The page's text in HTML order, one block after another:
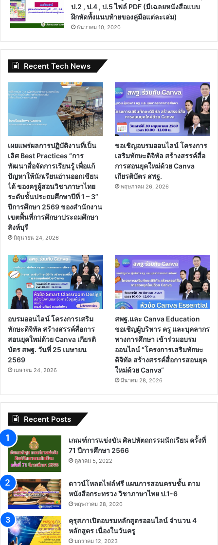
ป.2 , ป.4 , ป.5 ไฟล์ PDF (มีเฉลยหนังสือแบบ
ฝึกหัดทั้งแนบท้ายของคู่มือแต่ละเล่ม)
ธันวาคม 10, 2020
Recent Tech News
เผยแพร่ผลการปฏิบัติงานที่เป็น
เลิศ Best Practices “การ
พัฒนาสื่อจัดการเรียนรู้ เพื่อแก้
ปัญหาให้นักเรียนอ่านออกเขียน
ได้ ของครูผู้สอนวิชาภาษาไทย
ระดับชั้นประถมศึกษาปีที่ 1 – 3”
ปีการศึกษา 2569 ของสำนักงาน
เขตพื้นที่การศึกษาประถมศึกษา
สิงห์บุรี
มิถุนายน 24, 2026
ขอเชิญอบรมออนไลน์ โครงการ
เสริมทักษะดิจิทัล สร้างสรรค์สื่อ
การสอนยุคใหม่ด้วย Canva
เกียรติบัตร สพฐ.
พฤษภาคม 26, 2026
อบรมออนไลน์ โครงการเสริม
ทักษะดิจิทัล สร้างสรรค์สื่อการ
สอนยุคใหม่ด้วย Canva เกียรติ
บัตร สพฐ. วันที่ 25 เมษายน
2569
เมษายน 24, 2026
สพฐ.และ Canva Education
ขอเชิญผู้บริหาร ครู และบุคลากร
ทางการศึกษา เข้าร่วมอบรม
ออนไลน์ “โครงการเสริมทักษะ
ดิจิทัล สร้างสรรค์สื่อการสอนยุค
ใหม่ด้วย Canva“
มีนาคม 28, 2026
Recent Posts
เกณฑ์การแข่งขัน ศิลปหัตถกรรมนักเรียน ครั้งที่
71 ปีการศึกษา 2566
ตุลาคม 5, 2022
ดาวน์โหลดไฟล์ฟรี แผนการสอนครบชั้น ตาม
หนังสือกระทรวง วิชาภาษาไทย ป.1-6
พฤษภาคม 28, 2020
คุรุสภาเปิดอบรมหลักสูตรออนไลน์ จำนวน 4
หลักสูตร เนื่องในวันครู
มกราคม 12, 2023